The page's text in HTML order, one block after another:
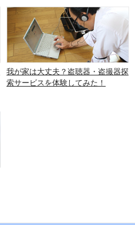
我が家は大丈夫？盗聴器・盗撮器探
索サービスを体験してみた！